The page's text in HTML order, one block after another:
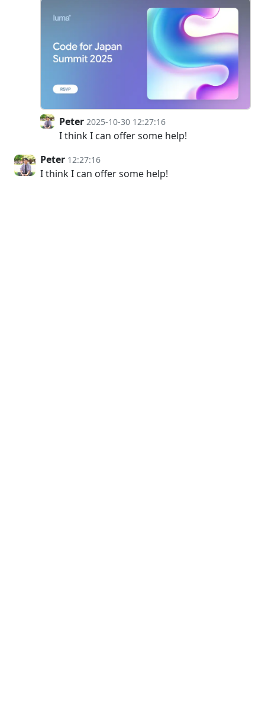
Peter 2025-10-30 12:27:16
I think I can offer some help!
Peter 12:27:16
I think I can offer some help!